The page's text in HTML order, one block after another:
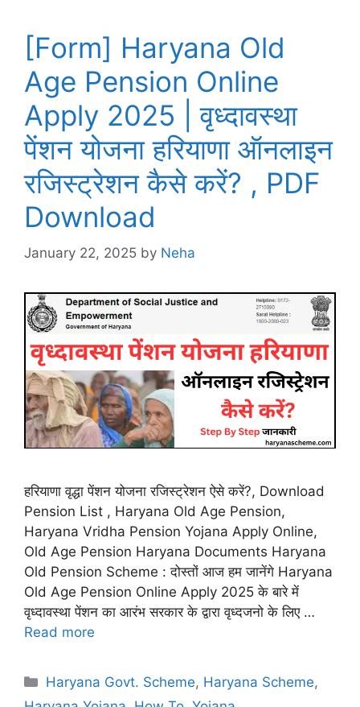
[Form] Haryana Old
Age Pension Online
Apply 2025 | वृध्दावस्था
पेंशन योजना हरियाणा ऑनलाइन
रजिस्ट्रेशन कैसे करें? , PDF
Download
January 22, 2025 by Neha
हरियाणा वृद्धा पेंशन योजना रजिस्ट्रेशन ऐसे करें?, Download
Pension List , Haryana Old Age Pension,
Haryana Vridha Pension Yojana Apply Online,
Old Age Pension Haryana Documents Haryana
Old Pension Scheme : दोस्तों आज हम जानेंगे Haryana
Old Age Pension Online Apply 2025 के बारे में
वृध्दावस्था पेंशन का आरंभ सरकार के द्वारा वृध्दजनो के लिए …
Read more
Categories
Haryana Govt. Scheme, Haryana Scheme,